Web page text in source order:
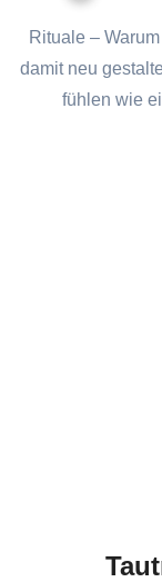
Rituale – Warum sie wichtig sind und wie du dein Leben
damit neu
fühlen wie